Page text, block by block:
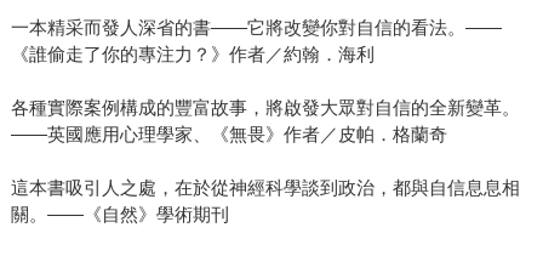
一本精采而發人深省的書——它將改變你對自信的看法。——
《誰偷走了你的專注力？》作者／約翰．海利
各種實際案例構成的豐富故事，將啟發大眾對自信的全新變革。
——英國應用心理學家、《無畏》作者／皮帕．格蘭奇
這本書吸引人之處，在於從神經科學談到政治，都與自信息息相
關。——《自然》學術期刊